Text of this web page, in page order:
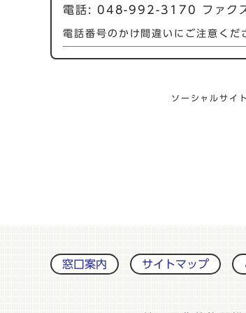
電話: 048-992-3170 ファ
電話番号のかけ間違いにご注意くだ
ソーシャルサイ
窓口案内 サイトマップ